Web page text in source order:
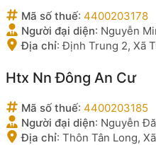
Mã số thuế: 4400203178
Người đại diện: Nguyễn
Địa chỉ:Định Trung 2, Xã
Htx Nn Đông An Cư
Mã số thuế: 4400203185
Người đại diện: Nguyễn
Địa chỉ: Thôn Tân Long,